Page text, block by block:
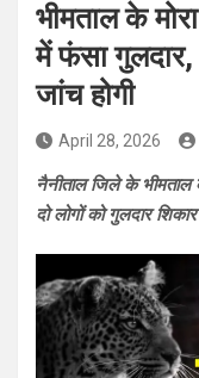
भीमताल के
में फंसा
जांच होगी
April 28, 2026
नैनीताल जिले के
दो लोगों को गुलदार